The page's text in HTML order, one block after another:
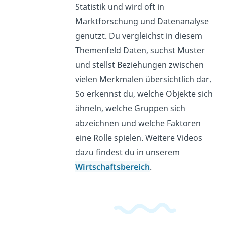
Statistik und wird oft in
Marktforschung und Datenanalyse
genutzt. Du vergleichst in diesem
Themenfeld Daten, suchst Muster
und stellst Beziehungen zwischen
vielen Merkmalen übersichtlich dar.
So erkennst du, welche Objekte sich
ähneln, welche Gruppen sich
abzeichnen und welche Faktoren
eine Rolle spielen. Weitere Videos
dazu findest du in unserem
Wirtschaftsbereich.